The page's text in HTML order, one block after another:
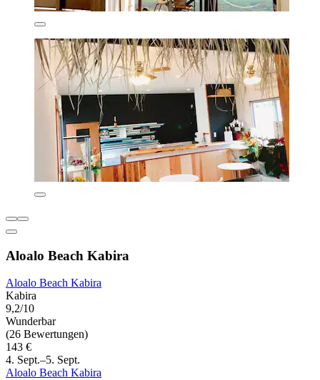
Aloalo Beach Kabira
Aloalo Beach Kabira
Kabira
9,2/10
Wunderbar
(26 Bewertungen)
143 €
4. Sept.–5. Sept.
Aloalo Beach Kabira